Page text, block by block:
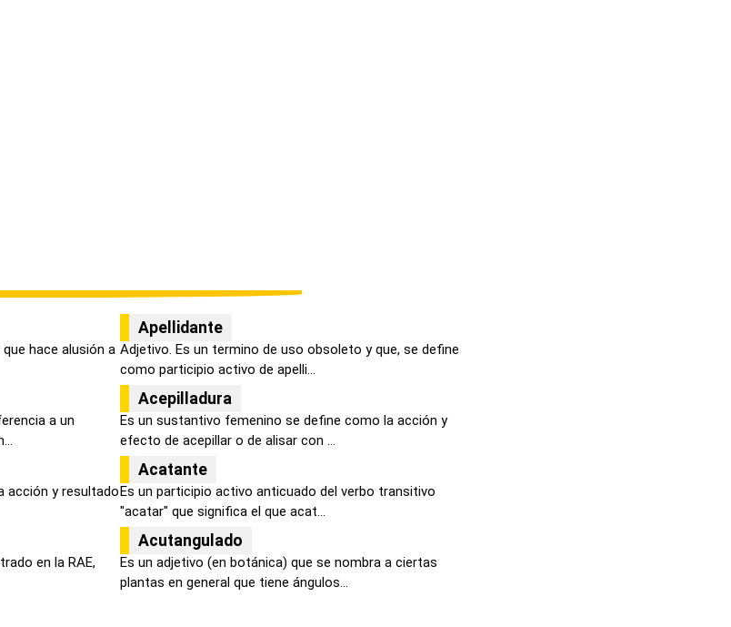
hace alusión a
Apellidante
Adjetivo. Es un termino de uso obsoleto y que, se define
como participio activo de apelli...
a un
Acepilladura
Es un sustantivo femenino se define como la acción y
efecto de acepillar o de alisar con ...
acción y resultado
Acatante
Es un participio activo anticuado del verbo transitivo
"acatar" que significa el que acat...
en la RAE,
Acutangulado
Es un adjetivo (en botánica) que se nombra a ciertas
plantas en general que tiene ángulos...